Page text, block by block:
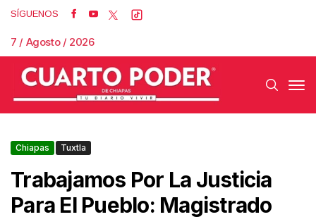
SÍGUENOS
7 / Agosto / 2026
Chiapas Tuxtla
Trabajamos Por La Justicia
Para El Pueblo: Magistrado